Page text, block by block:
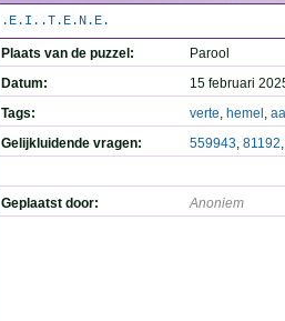
.E.I..T.E.N.E.
Plaats van de puzzel:
Parool
Datum:
15 februari
Tags:
verte, hemel ,
Gelijkluidende vragen:
559943, 81192
Geplaatst door: Anoniem